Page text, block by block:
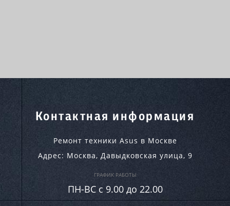
Контактная информация
Ремонт техники Asus в Москве
Адрес: Москва, Давыдковская улица, 9
ГРАФИК РАБОТЫ
ПН-ВC c 9.00 до 22.00